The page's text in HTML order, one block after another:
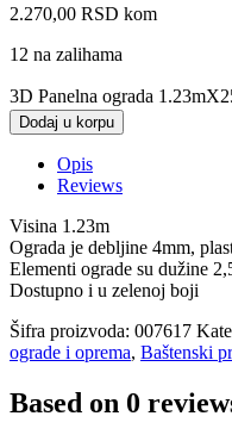
2.270,00 RSD kom
12 na zalihama
3D Panelna ograda
Dodaj u korpu
Opis
Reviews
Visina 1.23m
Ograda je debljine 4mm,
Elementi ograde su dužine
Dostupno i u zelenoj boji
Šifra proizvoda: 007617
ograde i oprema, Baštenski
Based on 0